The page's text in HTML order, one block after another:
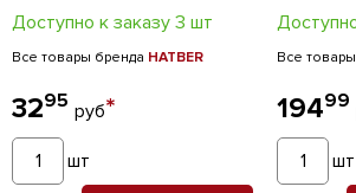
Доступно к заказу 3 шт
Все товары бренда HATBER
3295 руб*
шт
Все
19499
шт